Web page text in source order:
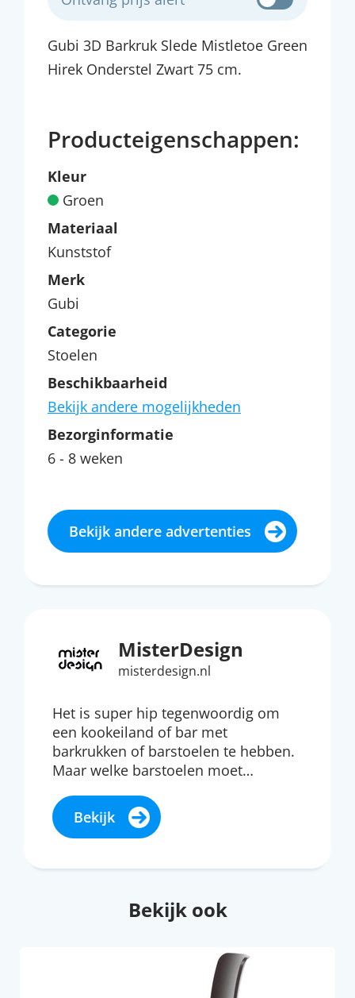
Gubi 3D Barkruk Slede Mistletoe Green
Hirek Onderstel Zwart 75 cm.
Producteigenschappen:
Kleur
Groen
Materiaal
Kunststof
Merk
Gubi
Categorie
Stoelen
Beschikbaarheid
Bekijk andere mogelijkheden
Bezorginformatie
6 - 8 weken
Bekijk andere advertenties
MisterDesign
misterdesign.nl
Het is super hip tegenwoordig om
een kookeiland of bar met
barkrukken of barstoelen te hebben.
Maar welke barstoelen moet…
Bekijk
Bekijk ook